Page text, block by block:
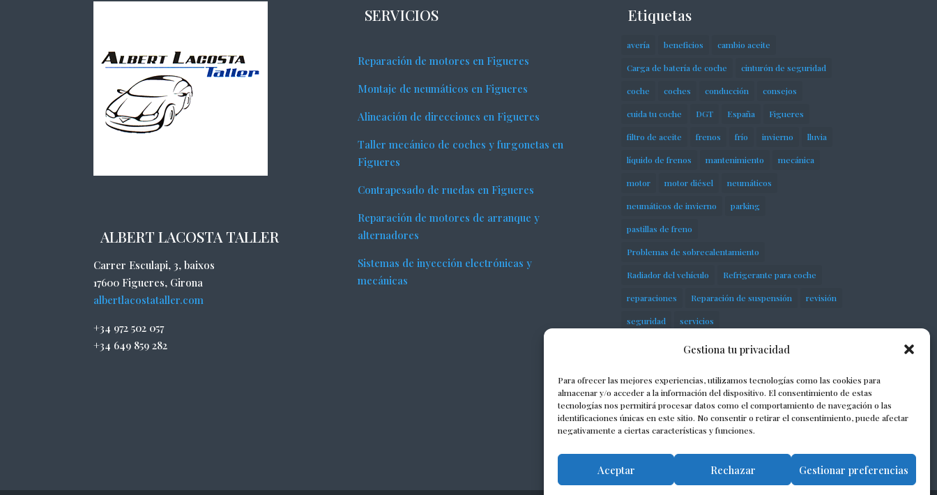
Gestiona tu privacidad
Para ofrecer las mejores experiencias, utilizamos tecnologías como las cookies para
almacenar y/o acceder a la información del dispositivo. El consentimiento de estas
tecnologías nos permitirá procesar datos como el comportamiento de navegación o las
identificaciones únicas en este sitio. No consentir o retirar el consentimiento, puede afectar
negativamente a ciertas características y funciones.
Aceptar Rechazar Gestionar preferencias
ALBERT LACOSTA TALLER
Carrer Esculapi, 3, baixos
17600 Figueres, Girona
albertlacostataller.com
+34 972 502 057
+34 649 859 282
SERVICIOS
Reparación de motores en Figueres
Montaje de neumáticos en Figueres
Alineación de direcciones en Figueres
Taller mecánico de coches y furgonetas en
Figueres
Contrapesado de ruedas en Figueres
Reparación de motores de arranque y
alternadores
Sistemas de inyección electrónicas y
mecánicas
Etiquetas
avería beneficios cambio aceite
Carga de batería de coche cinturón de seguridad
coche coches conducción consejos
cuida tu coche DGT España Figueres
filtro de aceite frenos frío invierno lluvia
líquido de frenos mantenimiento mecánica
motor motor diésel neumáticos
neumáticos de invierno parking
pastillas de freno
Problemas de sobrecalentamiento
Radiador del vehículo Refrigerante para coche
reparaciones Reparación de suspensión revisión
seguridad servicios
Sobrecalentamiento del motor
talleres mecánicos taller mecánico
Termostato automotriz vehículo vehículos
Volkswagen